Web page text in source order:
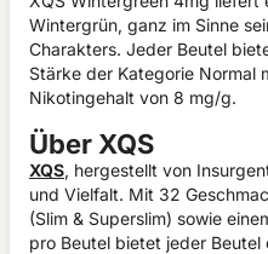
Wintergrün, ganz im Sinne
Charakters. Jeder Beutel
Stärke der Kategorie Normal
Nikotingehalt von 8 mg/g.
Über XQS
XQS, hergestellt von
und Vielfalt. Mit 32
(Slim & Superslim) sowie
pro Beutel bietet jeder Beutel